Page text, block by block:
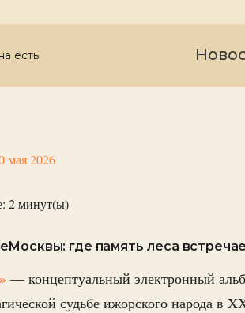
есть
мая 2026
2минут(ы)
где память леса
— концептуальный электронный
судьбе ижорского народа в